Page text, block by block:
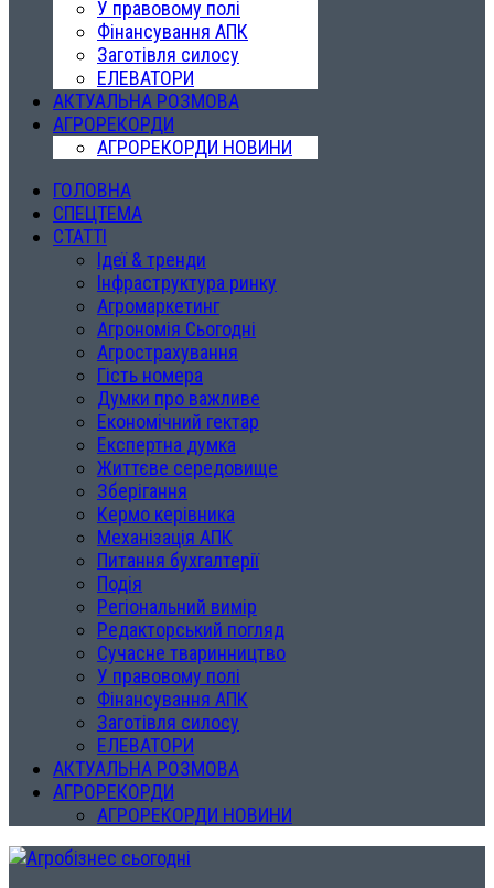
У правовому полі
Фінансування АПК
Заготівля силосу
ЕЛЕВАТОРИ
АКТУАЛЬНА РОЗМОВА
АГРОРЕКОРДИ
АГРОРЕКОРДИ НОВИНИ
ГОЛОВНА
СПЕЦТЕМА
СТАТТІ
Ідеї & тренди
Інфраструктура ринку
Агромаркетинг
Агрономія Сьогодні
Агрострахування
Гість номера
Думки про важливе
Економічний гектар
Експертна думка
Життєве середовище
Зберігання
Кермо керівника
Механізація АПК
Питання бухгалтерії
Подія
Регіональний вимір
Редакторський погляд
Сучасне тваринництво
У правовому полі
Фінансування АПК
Заготівля силосу
ЕЛЕВАТОРИ
АКТУАЛЬНА РОЗМОВА
АГРОРЕКОРДИ
АГРОРЕКОРДИ НОВИНИ